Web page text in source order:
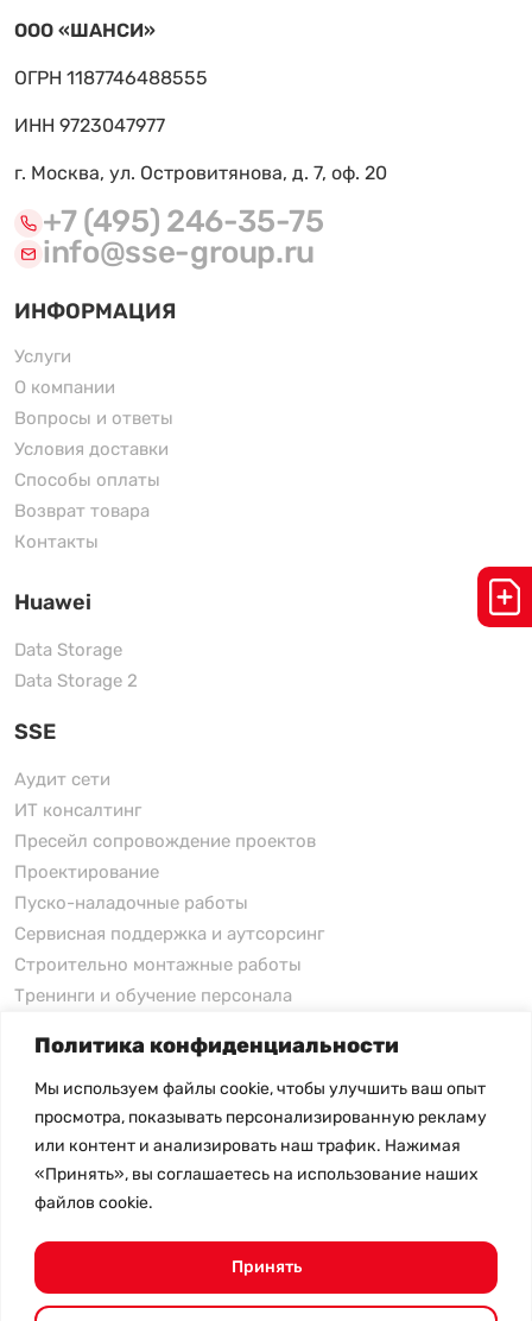
Политика конфиденциальности
Мы используем файлы cookie, чтобы улучшить ваш опыт
просмотра, показывать персонализированную рекламу
или контент и анализировать наш трафик. Нажимая
«Принять», вы соглашаетесь на использование наших
файлов cookie.
Принять
ООО «ШАНСИ»
ОГРН 1187746488555
ИНН 9723047977
г. Москва, ул. Островитянова, д. 7, оф. 20
+7 (495) 246-35-75
info@sse-group.ru
ИНФОРМАЦИЯ
Услуги
О компании
Вопросы и ответы
Условия доставки
Способы оплаты
Возврат товара
Контакты
Huawei
Data Storage
Data Storage 2
SSE
Аудит сети
ИТ консалтинг
Пресейл сопровождение проектов
Проектирование
Пуско-наладочные работы
Сервисная поддержка и аутсорсинг
Строительно монтажные работы
Тренинги и обучение персонала
xFusion
xFusion
xFusion AI Solution
Цены на товары не являются публичной офертой и
- Политика конфиденциальности- Возврат товара
© 2026.SHANGHAI SYSTEM ENGINEERING.Все права